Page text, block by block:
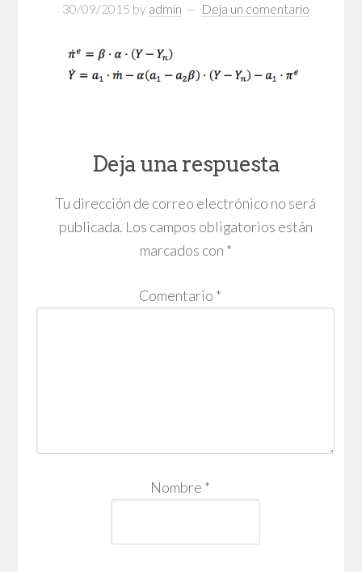
30/09/2015 by admin Deja un comentario
Deja una respuesta
Tu dirección de correo electrónico no será
publicada. Los campos obligatorios están
marcados con *
Comentario *
Nombre *